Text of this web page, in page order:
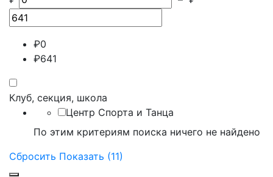
₽0
₽641
Клуб, секция, школа
Центр Спорта и Танца
По этим критериям поиска ничего не найдено
Сбросить Показать (11)